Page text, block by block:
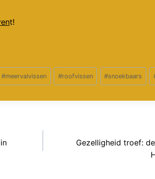
t!
#meervalvissen #roofvissen #snoekbaars
Gezelligheid troef: